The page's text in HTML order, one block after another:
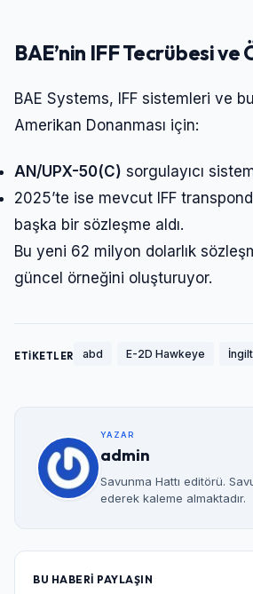
BAE’nin IFF Tecrübesi
BAE Systems, IFF sistemleri ve
Amerikan Donanması için:
AN/UPX-50(C) sorgulayıcı
2025’te ise mevcut IFF
başka bir sözleşme aldı.
Bu yeni 62 milyon dolarlık
güncel örneğini oluşturuyor.
ETİKETLER abd E-2D Hawkeye
YAZAR
admin
Savunma Hattı editörü.
ederek kaleme almaktadır.
BU HABERİ PAYLAŞIN